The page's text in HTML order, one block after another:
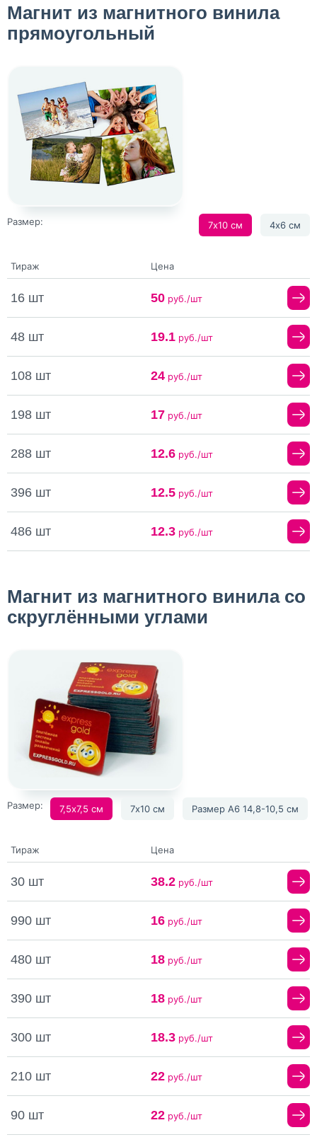
Магнит из магнитного винила
прямоугольный
Размер: 7х10 см 4х6 см
Тираж Цена
16 шт 50руб./шт
48 шт 19.1руб./шт
108 шт 24руб./шт
198 шт 17руб./шт
288 шт 12.6руб./шт
396 шт 12.5руб./шт
486 шт 12.3руб./шт
Магнит из магнитного винила со
скруглёнными углами
Размер: 7,5х7,5 см 7х10 см Размер А6 14,8-10,5 см
Тираж Цена
30 шт 38.2руб./шт
990 шт 16руб./шт
480 шт 18руб./шт
390 шт 18руб./шт
300 шт 18.3руб./шт
210 шт 22руб./шт
90 шт 22руб./шт